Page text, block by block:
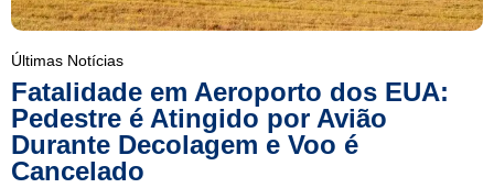
Últimas Notícias
Fatalidade em Aeroporto dos EUA:
Pedestre é Atingido por Avião
Durante Decolagem e Voo é
Cancelado